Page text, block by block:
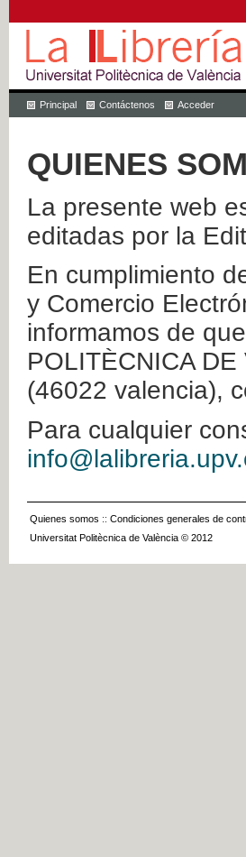
Principal Contáctenos Acceder
QUIENES
La presente web
editadas por la
En cumplimiento
y Comercio
informamos de
POLITÈCNICA
(46022 valencia),
Para cualquier
Quienes somos :: Condiciones generales de
Universitat Politècnica de València © 2012